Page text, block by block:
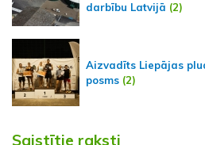
darbību Latvijā (2)
Aizvadīts Liepājas
posms (2)
Saistītie raksti